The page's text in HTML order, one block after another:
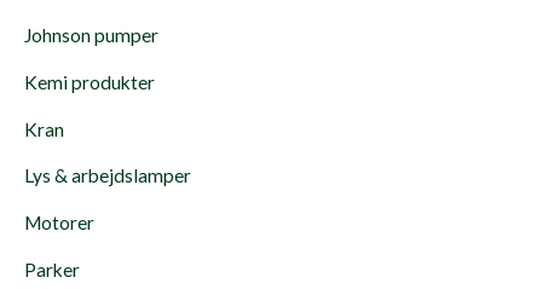
Johnson pumper
Kemi produkter
Kran
Lys & arbejdslamper
Motorer
Parker